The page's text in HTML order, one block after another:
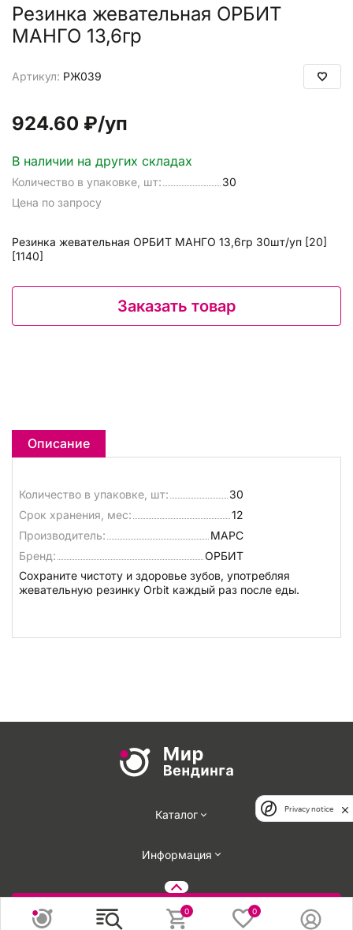
0 0
Артикул: РЖ039
Резинка жевательная ОРБИТ
МАНГО 13,6гр
924.60 ₽/уп
В наличии на других складах
Количество в упаковке, шт:
30
Цена по запросу
Резинка жевательная ОРБИТ МАНГО 13,6гр 30шт/уп [20]
[1140]
Заказать товар
Описание
Количество в упаковке, шт:
30
Срок хранения, мес:
12
Производитель:
МАРС
Бренд:
ОРБИТ
Сохраните чистоту и здоровье зубов, употребляя
жевательную резинку Orbit каждый раз после еды.
Каталог
Информация
Задать вопрос
Privacy notice